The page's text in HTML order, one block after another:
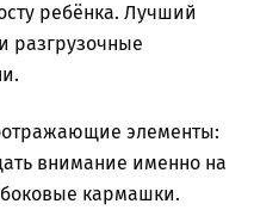
ребёнка. Лучший
разгрузочные
элементы:
внимание именно на
кармашки.